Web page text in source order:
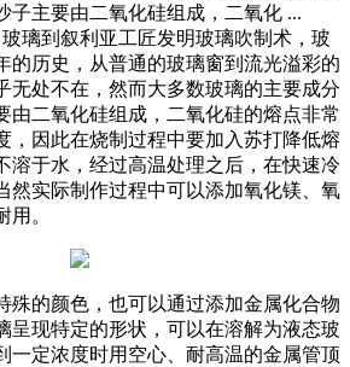
子主要由二氧化硅组成，二氧化 ...
璃到叙利亚工匠发明玻璃吹制术，玻
的历史，从普通的玻璃窗到流光溢彩的
无处不在，然而大多数玻璃的主要成分
由二氧化硅组成，二氧化硅的熔点非常
，因此在烧制过程中要加入苏打降低熔
溶于水，经过高温处理之后，在快速冷
然实际制作过程中可以添加氧化镁、氧
。
的颜色，也可以通过添加金属化合物
呈现特定的形状，可以在溶解为液态玻
一定浓度时用空心、耐高温的金属管顶